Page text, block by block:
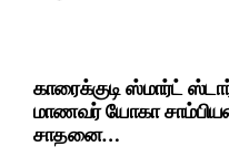
காரைக்குடி ஸ்மார்ட்
மாணவர் யோகா
சாதனை…